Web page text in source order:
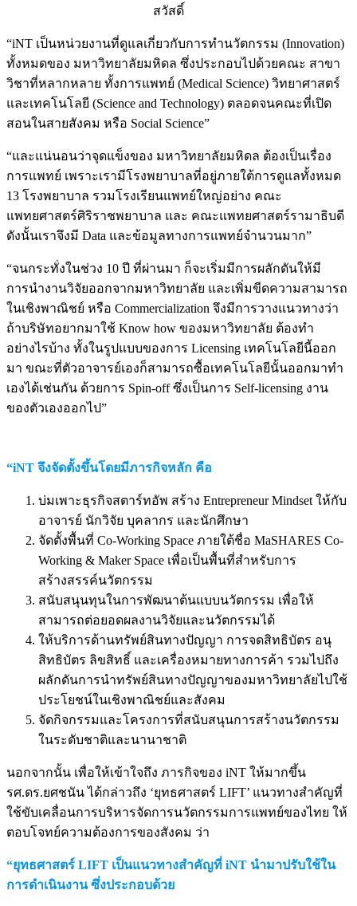
สวัสดิ์
“iNT เป็นหน่วยงานที่ดูแลเกี่ยวกับการทำนวัตกรรม (Innovation)
ทั้งหมดของ มหาวิทยาลัยมหิดล ซึ่งประกอบไปด้วยคณะ สาขา
วิชาที่หลากหลาย ทั้งการแพทย์ (Medical Science) วิทยาศาสตร์
และเทคโนโลยี (Science and Technology) ตลอดจนคณะที่เปิด
สอนในสายสังคม หรือ Social Science”
“และแน่นอนว่าจุดแข็งของ มหาวิทยาลัยมหิดล ต้องเป็นเรื่อง
การแพทย์ เพราะเรามีโรงพยาบาลที่อยู่ภายใต้การดูแลทั้งหมด
13 โรงพยาบาล รวมโรงเรียนแพทย์ใหญ่อย่าง คณะ
แพทยศาสตร์ศิริราชพยาบาล และ คณะแพทยศาสตร์รามาธิบดี
ดังนั้นเราจึงมี Data และข้อมูลทางการแพทย์จำนวนมาก”
“จนกระทั่งในช่วง 10 ปี ที่ผ่านมา ก็จะเริ่มมีการผลักดันให้มี
การนำงานวิจัยออกจากมหาวิทยาลัย และเพิ่มขีดความสามารถ
ในเชิงพาณิชย์ หรือ Commercialization จึงมีการวางแนวทางว่า
ถ้าบริษัทอยากมาใช้ Know how ของมหาวิทยาลัย ต้องทำ
อย่างไรบ้าง ทั้งในรูปแบบของการ Licensing เทคโนโลยีนี้ออก
มา ขณะที่ตัวอาจารย์เองก็สามารถซื้อเทคโนโลยีนั้นออกมาทำ
เองได้เช่นกัน ด้วยการ Spin-off ซึ่งเป็นการ Self-licensing งาน
ของตัวเองออกไป”
“iNT จึงจัดตั้งขึ้นโดยมีภารกิจหลัก คือ
บ่มเพาะธุรกิจสตาร์ทอัพ สร้าง Entrepreneur Mindset ให้กับ
อาจารย์ นักวิจัย บุคลากร และนักศึกษา
จัดตั้งพื้นที่ Co-Working Space ภายใต้ชื่อ MaSHARES Co-
Working & Maker Space เพื่อเป็นพื้นที่สำหรับการ
สร้างสรรค์นวัตกรรม
สนับสนุนทุนในการพัฒนาต้นแบบนวัตกรรม เพื่อให้
สามารถต่อยอดผลงานวิจัยและนวัตกรรมได้
ให้บริการด้านทรัพย์สินทางปัญญา การจดสิทธิบัตร อนุ
สิทธิบัตร ลิขสิทธิ์ และเครื่องหมายทางการค้า รวมไปถึง
ผลักดันการนำทรัพย์สินทางปัญญาของมหาวิทยาลัยไปใช้
ประโยชน์ในเชิงพาณิชย์และสังคม
จัดกิจกรรมและโครงการที่สนับสนุนการสร้างนวัตกรรม
ในระดับชาติและนานาชาติ
นอกจากนั้น เพื่อให้เข้าใจถึง ภารกิจของ iNT ให้มากขึ้น
รศ.ดร.ยศชนัน ได้กล่าวถึง ‘ยุทธศาสตร์ LIFT’ แนวทางสำคัญที่
ใช้ขับเคลื่อนการบริหารจัดการนวัตกรรมการแพทย์ของไทย ให้
ตอบโจทย์ความต้องการของสังคม ว่า
“ยุทธศาสตร์ LIFT เป็นแนวทางสำคัญที่ iNT นำมาปรับใช้ใน
การดำเนินงาน ซึ่งประกอบด้วย